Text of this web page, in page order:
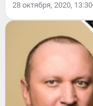
28 октября, 2020, 13:30